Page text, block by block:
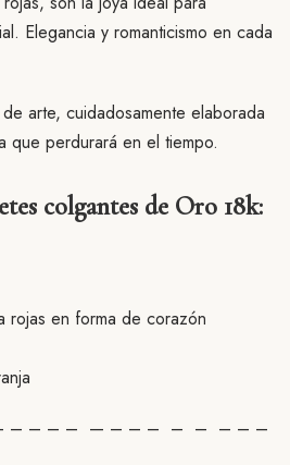
Elegancia y romanticismo en cada
arte, cuidadosamente elaborada
que perdurará en el tiempo.
colgantes de Oro 18k:
rojas en forma de corazón
– – – – — – – – – – – – –